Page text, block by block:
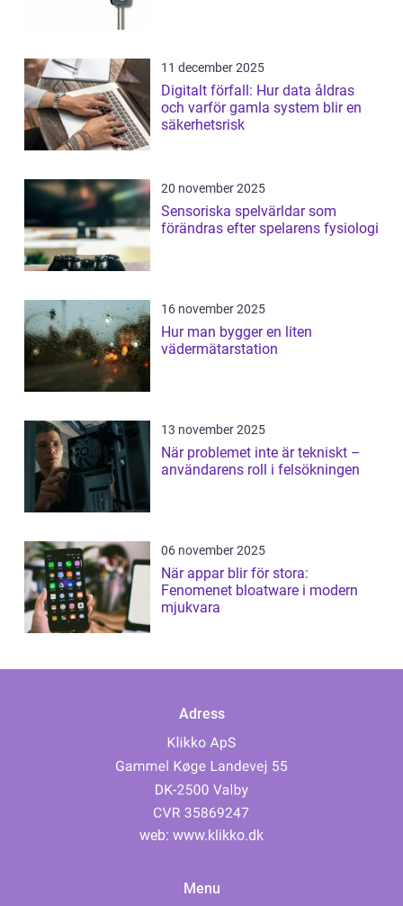
11 december 2025
Digitalt förfall: Hur data åldras
och varför gamla system blir en
säkerhetsrisk
20 november 2025
Sensoriska spelvärldar som
förändras efter spelarens fysiologi
16 november 2025
Hur man bygger en liten
vädermätarstation
13 november 2025
När problemet inte är tekniskt –
användarens roll i felsökningen
06 november 2025
När appar blir för stora:
Fenomenet bloatware i modern
mjukvara
Adress
web: www.klikko.dk
Menu